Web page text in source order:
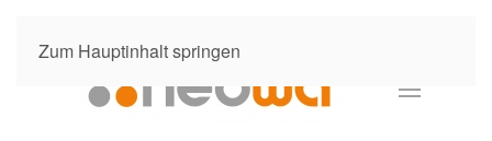
Zum Hauptinhalt springen